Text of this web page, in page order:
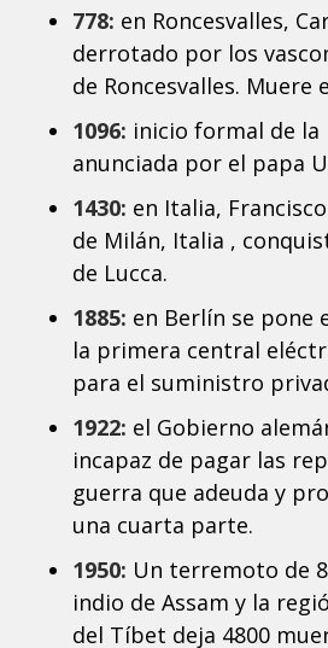
778: en Roncesvalles,
derrotado por los
de Roncesvalles. Muere
1096: inicio formal de la
anunciada por el papa
1430: en Italia,
de Milán, Italia ,
de Lucca.
1885: en Berlín se pone
la primera central
para el suministro
1922: el Gobierno
incapaz de pagar las
guerra que adeuda y
una cuarta parte.
1950: Un terremoto de
indio de Assam y la
del Tíbet deja 4800